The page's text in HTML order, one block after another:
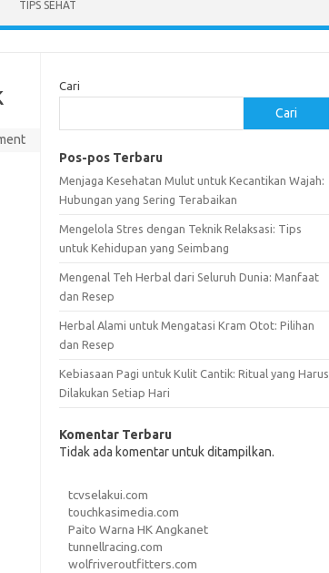
TIPS SEHAT
Cari
Cari
Pos-pos Terbaru
Menjaga Kesehatan Mulut untuk Kecantikan Wajah:
Hubungan yang Sering Terabaikan
Mengelola Stres dengan Teknik Relaksasi: Tips
untuk Kehidupan yang Seimbang
Mengenal Teh Herbal dari Seluruh Dunia: Manfaat
dan Resep
Herbal Alami untuk Mengatasi Kram Otot: Pilihan
dan Resep
Kebiasaan Pagi untuk Kulit Cantik: Ritual yang Harus
Dilakukan Setiap Hari
Komentar Terbaru
Tidak ada komentar untuk ditampilkan.
tcvselakui.com
touchkasimedia.com
Paito Warna HK Angkanet
tunnellracing.com
wolfriveroutfitters.com